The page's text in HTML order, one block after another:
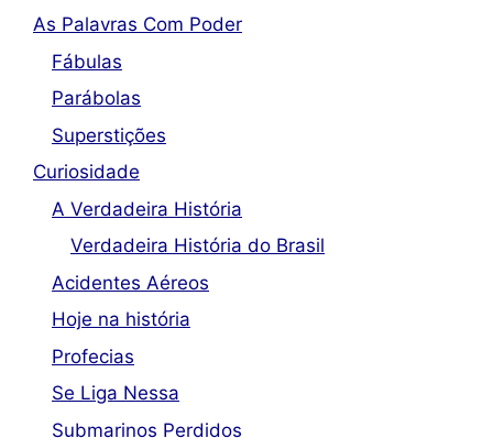
As Palavras Com Poder
Fábulas
Parábolas
Superstições
Curiosidade
A Verdadeira História
Verdadeira História do Brasil
Acidentes Aéreos
Hoje na história
Profecias
Se Liga Nessa
Submarinos Perdidos